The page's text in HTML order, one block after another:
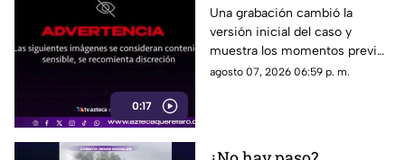
0:17
atropell4do por tráiler;
fue empujado antes de
m0rir
Una grabación cambió la
versión inicial del caso y
muestra los momentos previos
al atropellamiento ocurrido en
agosto 07, 2026 06:59 p. m.